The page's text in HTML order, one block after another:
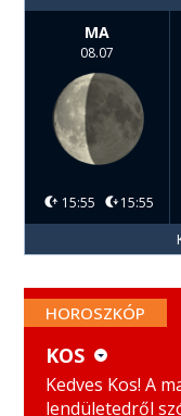
MA
08.07
15:55 15:55
HOROSZKÓP
KOS
KOS
Kedves Kos! A
lendületedről